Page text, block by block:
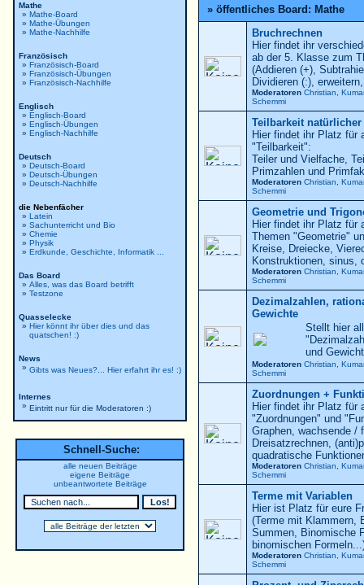
Mathe
»
»
»
Mathe-Board
Mathe-Übungen
Mathe-Nachhilfe
Französisch
»
»
»
Französisch-Board
Französisch-Übungen
Französisch-Nachhilfe
Englisch
»
»
»
Englisch-Board
Englisch-Übungen
Englisch-Nachhilfe
Deutsch
»
»
»
Deutsch-Board
Deutsch-Übungen
Deutsch-Nachhilfe
die Nebenfächer
»
»
»
»
»
Latein
Sachunterricht und Bio
Chemie
Physik
Erdkunde, Geschichte, Informatik ...
Das Board
»
»
Alles, was das Board betrifft
Testzone
Quasselecke
» Hier könnt ihr über dies und das
quatschen! :)
News
» Gibts was Neues?... Hier erfahrt ihr es! :)
Internes
» Eintritt nur für die Moderatoren :)
Schnell-Suche:
alle neuen Beiträge
eigene Beiträge
unbeantwortete Beiträge
» öffentliches Board: Mathe
Bruchrechnen
Hier findet ihr
ab der 5. Klasse zum
(Addieren (+),
Dividieren (:),
Moderatoren Christian
Kumar
Schemmi
Teilbarkeit natürlicher
Hier findet ihr Platz für
"Teilbarkeit":
Teiler und Vielfache,
Primzahlen und
Moderatoren Christian
Kumar
Schemmi
Geometrie und
Hier findet ihr Platz für
Themen "Geometrie"
Kreise, Dreiecke,
Konstruktionen, sinus,
Moderatoren Christian
Kumar
Schemmi
Dezimalzahlen,
Gewichte
Stellt hier
und
Moderatoren Christian
Kumar
Schemmi
Zuordnungen +
Hier findet ihr Platz für
"Zuordnungen" und
Graphen, wachsende /
Dreisatzrechnen,
quadratische
Moderatoren Christian
Kumar
Schemmi
Terme mit Variablen
Hier ist Platz für eure
(Terme mit Klammern,
Summen, Binomische
binomischen
Moderatoren Christian
Kumar
Schemmi